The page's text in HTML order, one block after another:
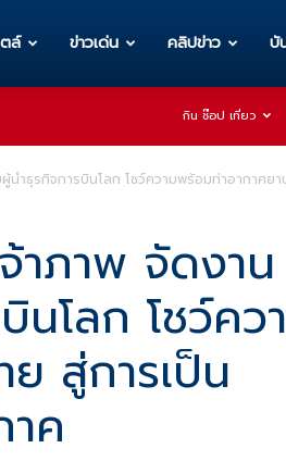
ล์ ข่าวเด่น คลิปข่าว บั
กิน ช๊อป เที่ยว
นำธุรกิจการบินโลก โชว์ความพร้อมท่าอากาศย
าภาพ จัดงาน
นโลก โชว์คว
สู่การเป็น
ค